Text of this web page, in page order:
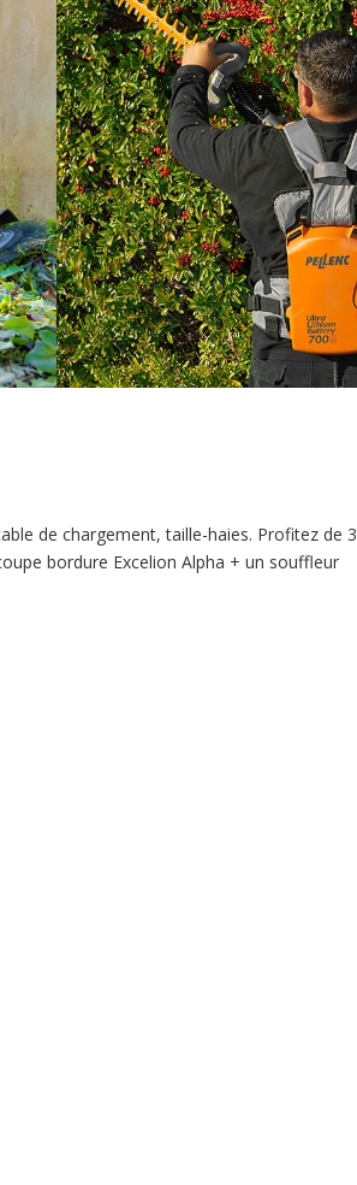
de chargement, taille-haies. Profitez de 3
bordure Excelion Alpha + un souffleur